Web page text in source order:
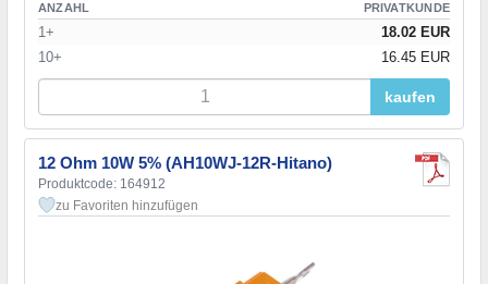
ANZAHL PRIVATKUNDE
1+
18.02 EUR
10+
16.45 EUR
kaufen
12 Ohm 10W 5% (AH10WJ-12R-Hitano)
Produktcode: 164912
zu Favoriten hinzufügen